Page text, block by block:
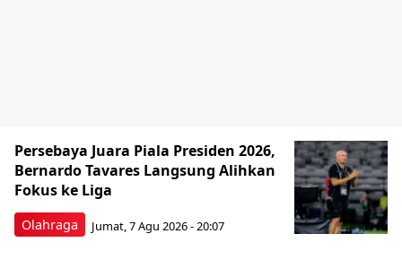
Olahraga
Persebaya Juara Piala Presiden 2026,
Bernardo Tavares Langsung Alihkan
Fokus ke Liga
Jumat, 7 Agu 2026 - 20:07